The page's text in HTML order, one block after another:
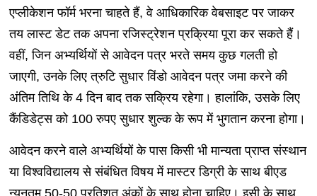
एप्लीकेशन फॉर्म भरना चाहते हैं, वे आधिकारिक वेबसाइट पर जाकर
तय लास्ट डेट तक अपना रजिस्ट्रेशन प्रक्रिया पूरा कर सकते हैं।
वहीं, जिन अभ्यर्थियों से आवेदन पत्र भरते समय कुछ गलती हो
जाएगी, उनके लिए त्रुटि सुधार विंडो आवेदन पत्र जमा करने की
अंतिम तिथि के 4 दिन बाद तक सक्रिय रहेगा। हालांकि, उसके लिए
कैंडिडेट्स को 100 रुपए सुधार शुल्क के रूप में भुगतान करना होगा।
आवेदन करने वाले अभ्यर्थियों के पास किसी भी मान्यता प्राप्त संस्थान
या विश्वविद्यालय से संबंधित विषय में मास्टर डिग्री के साथ बीएड